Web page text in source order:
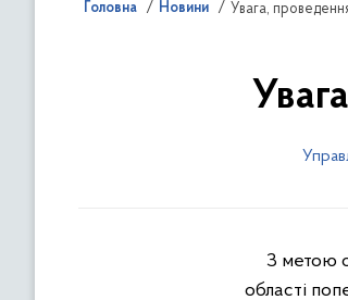
Головна Новини Увага,
З метою
області